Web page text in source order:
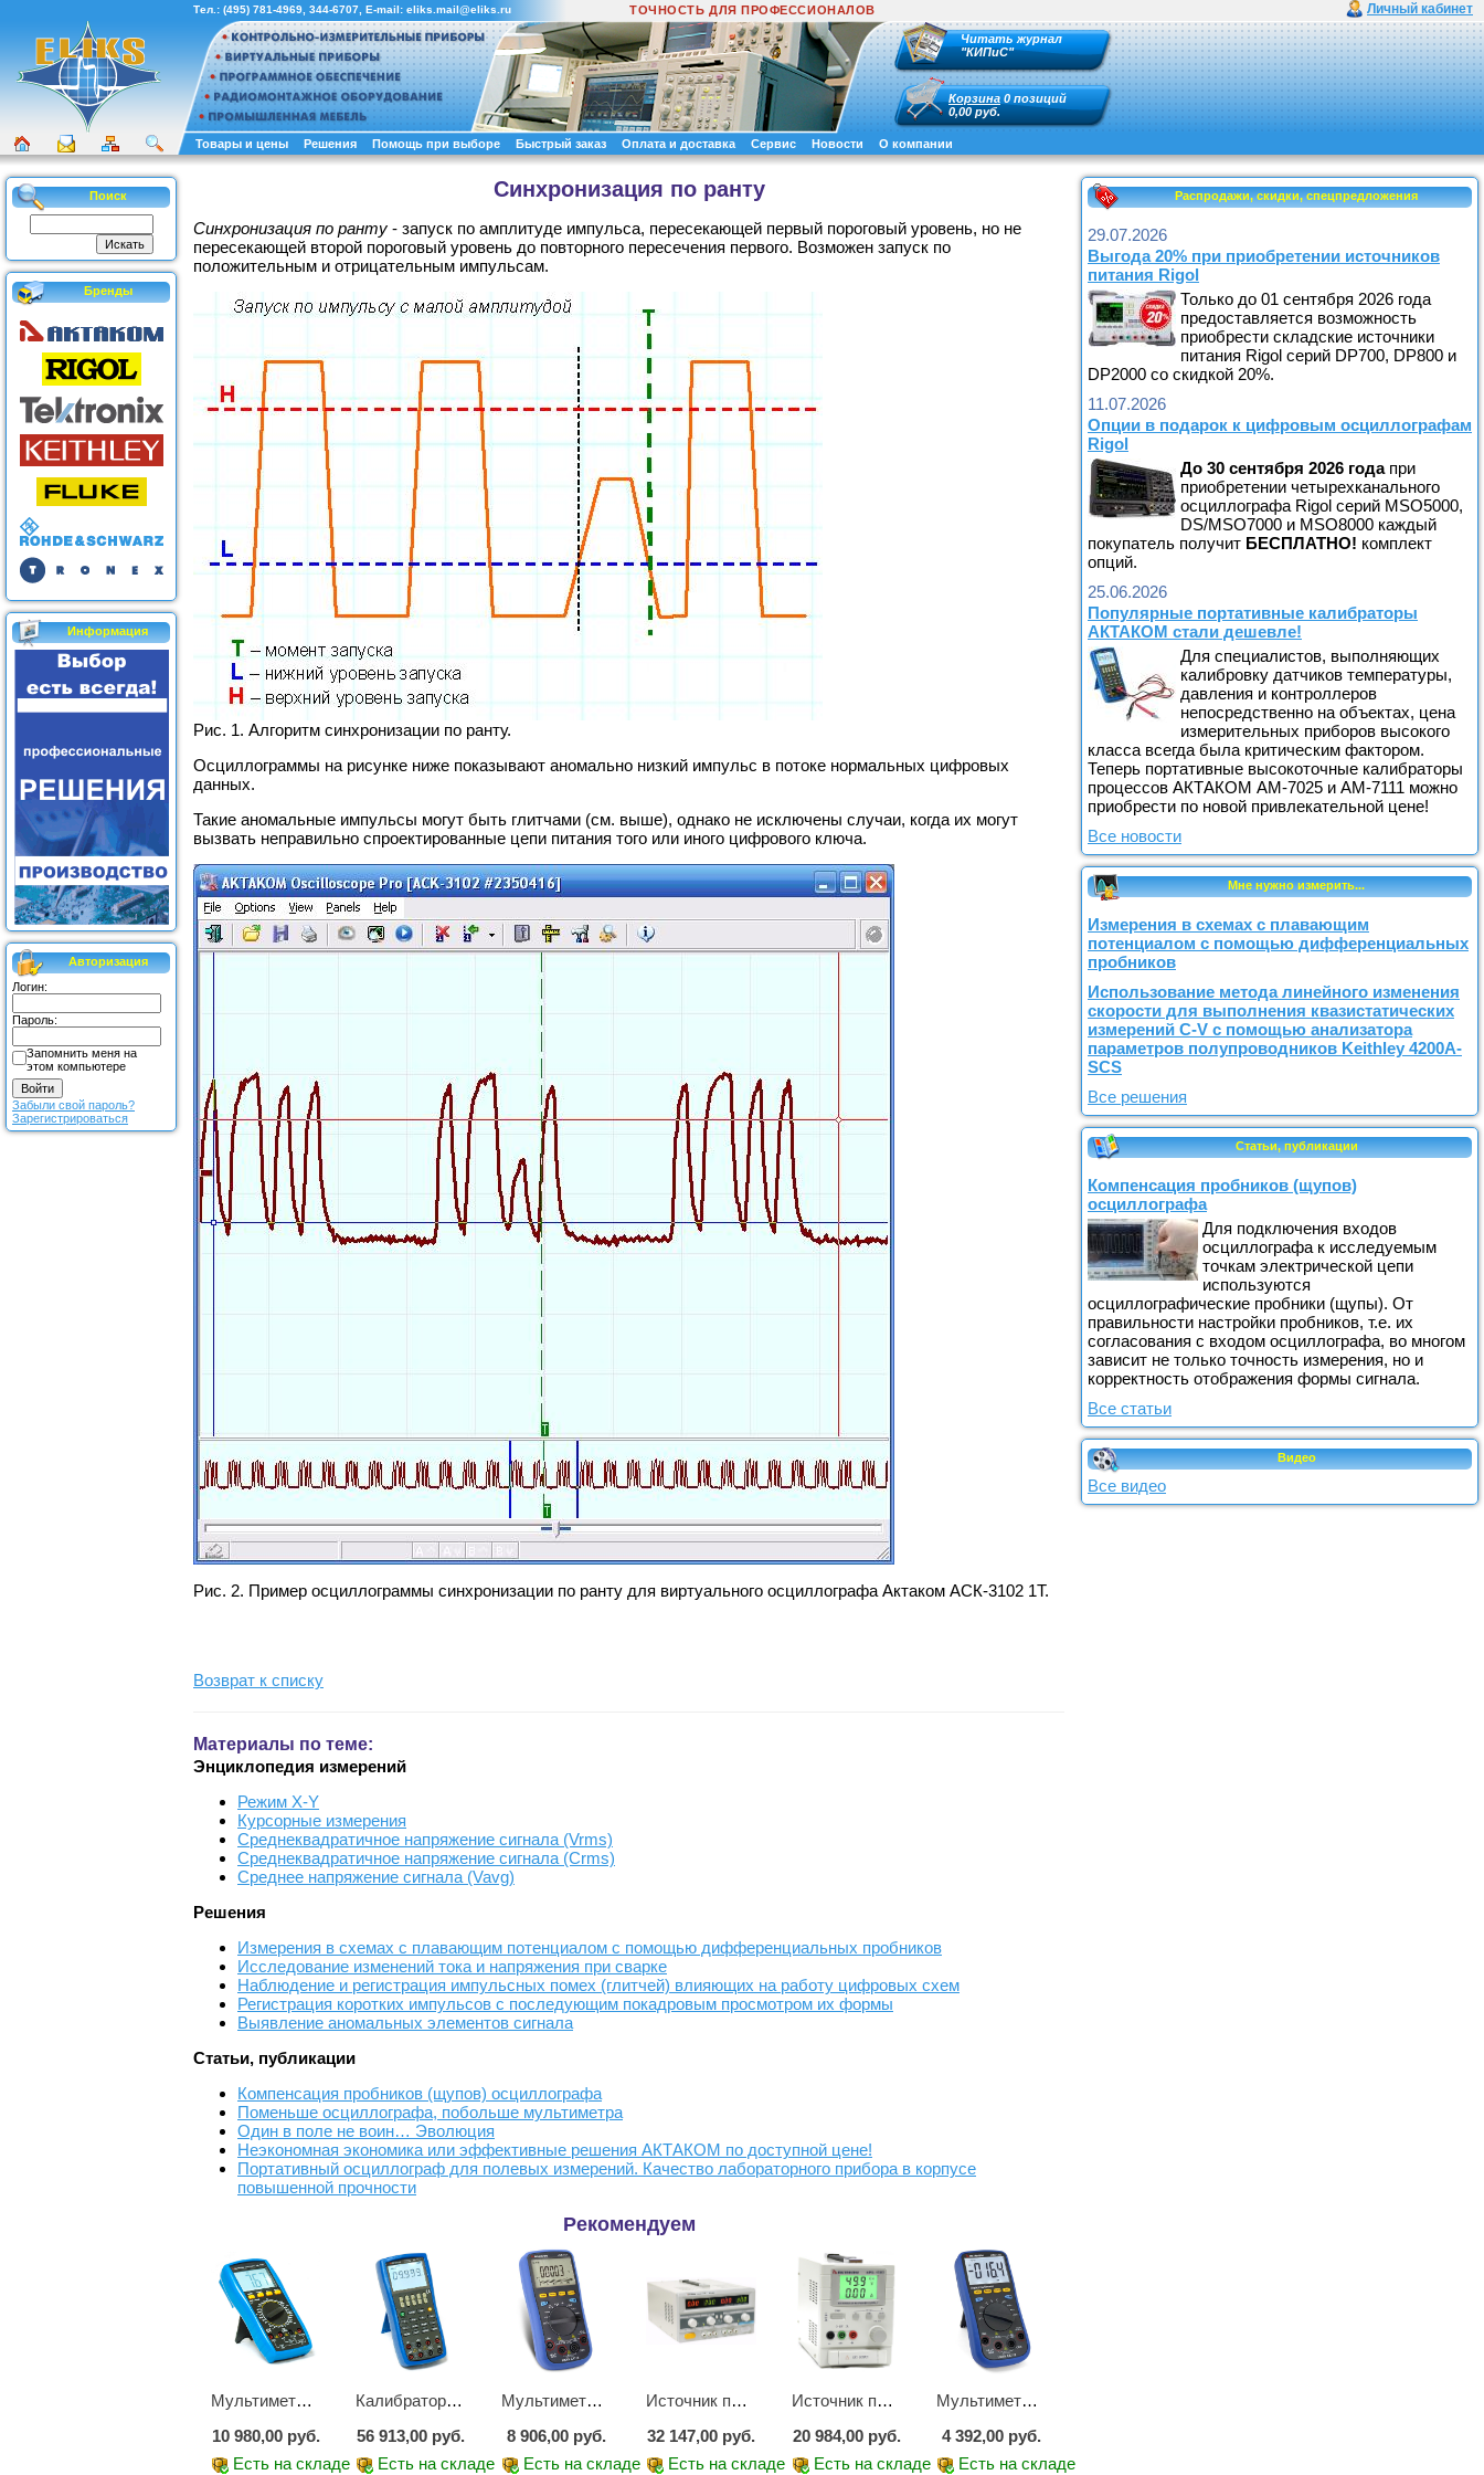
Личный кабинет
Тел.: (495) 781-4969 344-6707 , E-mail: eliks.mail@eliks.ru ТОЧНОСТЬ ДЛЯ ПРОФЕССИОНАЛОВ
Читать журнал
"КИПиС"
Корзина 0 позиций
0,00 руб.
Товары и цены Решения Помощь при выборе Быстрый заказ Оплата и доставка Сервис Новости О компании
Поиск
Бренды
Информация
Авторизация
Логин:
Пароль:
Запомнить меня на
этом компьютере
Забыли свой пароль?
Зарегистрироваться
Синхронизация по ранту
Синхронизация по ранту - запуск по амплитуде импульса, пересекающей первый пороговый уровень, но не
пересекающей второй пороговый уровень до повторного пересечения первого. Возможен запуск по
положительным и отрицательным импульсам.
Рис. 1. Алгоритм синхронизации по ранту.
Осциллограммы на рисунке ниже показывают аномально низкий импульс в потоке нормальных цифровых
данных.
Такие аномальные импульсы могут быть глитчами (см. выше), однако не исключены случаи, когда их могут
вызвать неправильно спроектированные цепи питания того или иного цифрового ключа.
Рис. 2. Пример осциллограммы синхронизации по ранту для виртуального осциллографа Актаком АСК-3102 1Т.
Возврат к списку
Материалы по теме:
Энциклопедия измерений
Режим X-Y
Курсорные измерения
Среднеквадратичное напряжение сигнала (Vrms)
Среднеквадратичное напряжение сигнала (Crms)
Среднее напряжение сигнала (Vavg)
Решения
Измерения в схемах с плавающим потенциалом с помощью дифференциальных пробников
Исследование изменений тока и напряжения при сварке
Наблюдение и регистрация импульсных помех (глитчей) влияющих на работу цифровых схем
Регистрация коротких импульсов с последующим покадровым просмотром их формы
Выявление аномальных элементов сигнала
Статьи, публикации
Компенсация пробников (щупов) осциллографа
Поменьше осциллографа, побольше мультиметра
Один в поле не воин… Эволюция
Неэкономная экономика или эффективные решения АКТАКОМ по доступной цене!
Портативный осциллограф для полевых измерений. Качество лабораторного прибора в корпусе
повышенной прочности
Рекомендуем
Мультиметр цифровой АМ-1083
10 980,00 руб.
Есть на складе
Калибратор АМ-7111
56 913,00 руб.
Есть на складе
Мультиметр цифровой АММ-1221
8 906,00 руб.
Есть на складе
Источник питания APS-2236
32 147,00 руб.
Есть на складе
Источник питания APS-1503
20 984,00 руб.
Есть на складе
Мультиметр цифровой АММ-1203
4 392,00 руб.
Есть на складе
Распродажи, скидки, спецпредложения
29.07.2026
Выгода 20% при приобретении источников
питания Rigol
Только до 01 сентября 2026 года
предоставляется возможность
приобрести складские источники
питания Rigol серий DP700, DP800 и
DP2000 со скидкой 20%.
11.07.2026
Опции в подарок к цифровым осциллографам
Rigol
До 30 сентября 2026 годапри
приобретении четырехканального
осциллографа Rigol серий MSO5000,
DS/MSO7000 и MSO8000 каждый
покупатель получит БЕСПЛАТНО! комплект
опций.
25.06.2026
Популярные портативные калибраторы
АКТАКОМ стали дешевле!
Для специалистов, выполняющих
калибровку датчиков температуры,
давления и контроллеров
непосредственно на объектах, цена
измерительных приборов высокого
класса всегда была критическим фактором.
Теперь портативные высокоточные калибраторы
процессов АКТАКОМ АМ-7025 и АМ-7111 можно
приобрести по новой привлекательной цене!
Все новости
Мне нужно измерить...
Измерения в схемах с плавающим
потенциалом с помощью дифференциальных
пробников
Использование метода линейного изменения
скорости для выполнения квазистатических
измерений C-V с помощью анализатора
параметров полупроводников Keithley 4200A-
SCS
Все решения
Статьи, публикации
Компенсация пробников (щупов)
осциллографа
Для подключения входов
осциллографа к исследуемым
точкам электрической цепи
используются
осциллографические пробники (щупы). От
правильности настройки пробников, т.е. их
согласования с входом осциллографа, во многом
зависит не только точность измерения, но и
корректность отображения формы сигнала.
Все статьи
Видео
Все видео